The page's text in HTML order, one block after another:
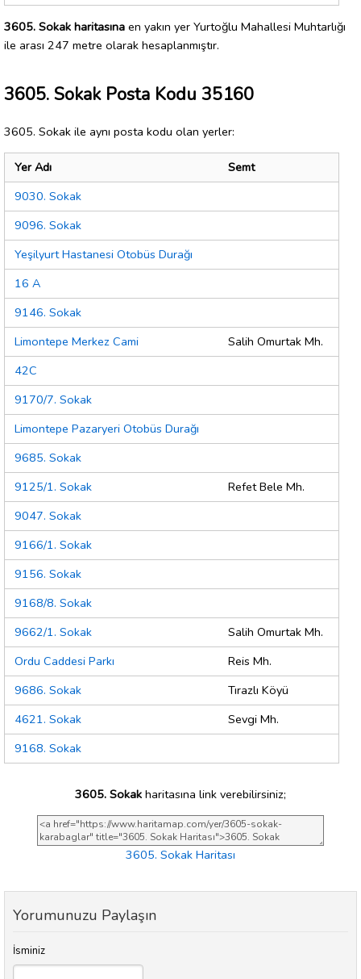
3605. Sokak haritasına en yakın yer Yurtoğlu Mahallesi Muhtarlığı
ile arası 247 metre olarak hesaplanmıştır.
3605. Sokak Posta Kodu 35160
3605. Sokak ile aynı posta kodu olan yerler:
Yer Adı
Semt
9030. Sokak
9096. Sokak
Yeşilyurt Hastanesi Otobüs Durağı
16 A
9146. Sokak
Limontepe Merkez Cami
Salih Omurtak Mh.
42C
9170/7. Sokak
Limontepe Pazaryeri Otobüs Durağı
9685. Sokak
9125/1. Sokak
Refet Bele Mh.
9047. Sokak
9166/1. Sokak
9156. Sokak
9168/8. Sokak
9662/1. Sokak
Salih Omurtak Mh.
Ordu Caddesi Parkı
Reis Mh.
9686. Sokak
Tırazlı Köyü
4621. Sokak
Sevgi Mh.
9168. Sokak
3605. Sokak haritasına link verebilirsiniz;
3605. Sokak Haritası
Yorumunuzu Paylaşın
İsminiz